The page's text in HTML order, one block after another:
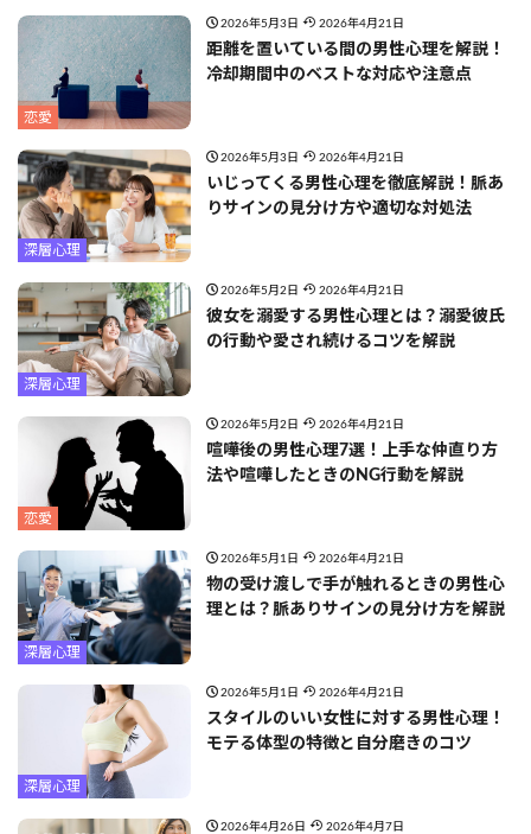
恋愛
2026年5月3日 2026年4月21日
距離を置いている間の男性心理を解説！
冷却期間中のベストな対応や注意点
深層心理
2026年5月3日 2026年4月21日
いじってくる男性心理を徹底解説！脈あ
りサインの見分け方や適切な対処法
深層心理
2026年5月2日 2026年4月21日
彼女を溺愛する男性心理とは？溺愛彼氏
の行動や愛され続けるコツを解説
恋愛
2026年5月2日 2026年4月21日
喧嘩後の男性心理7選！上手な仲直り方
法や喧嘩したときのNG行動を解説
深層心理
2026年5月1日 2026年4月21日
物の受け渡しで手が触れるときの男性心
理とは？脈ありサインの見分け方を解説
深層心理
2026年5月1日 2026年4月21日
スタイルのいい女性に対する男性心理！
モテる体型の特徴と自分磨きのコツ
2026年4月26日 2026年4月7日